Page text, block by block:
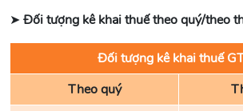
➤ Đối tượng kê khai thuế theo quý/theo
Đối tượng kê khai thuế
Theo quý